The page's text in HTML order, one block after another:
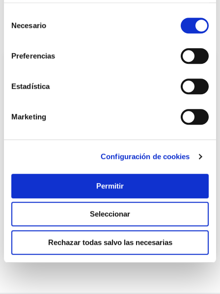
Necesario
Preferencias
Estadística
Marketing
Configuración de cookies
Permitir
Seleccionar
Rechazar todas salvo las necesarias
Cerrojo 946rp/80 sistema r uve, cilindro ø 30x50mm
dorado fac
Fac
73,80 €